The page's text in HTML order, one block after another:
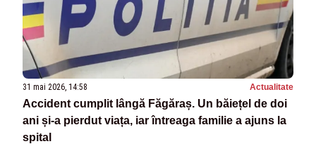
31 mai 2026, 14:58 Actualitate
Accident cumplit lângă Făgăraș. Un băiețel de doi
ani și-a pierdut viața, iar întreaga familie a ajuns la
spital